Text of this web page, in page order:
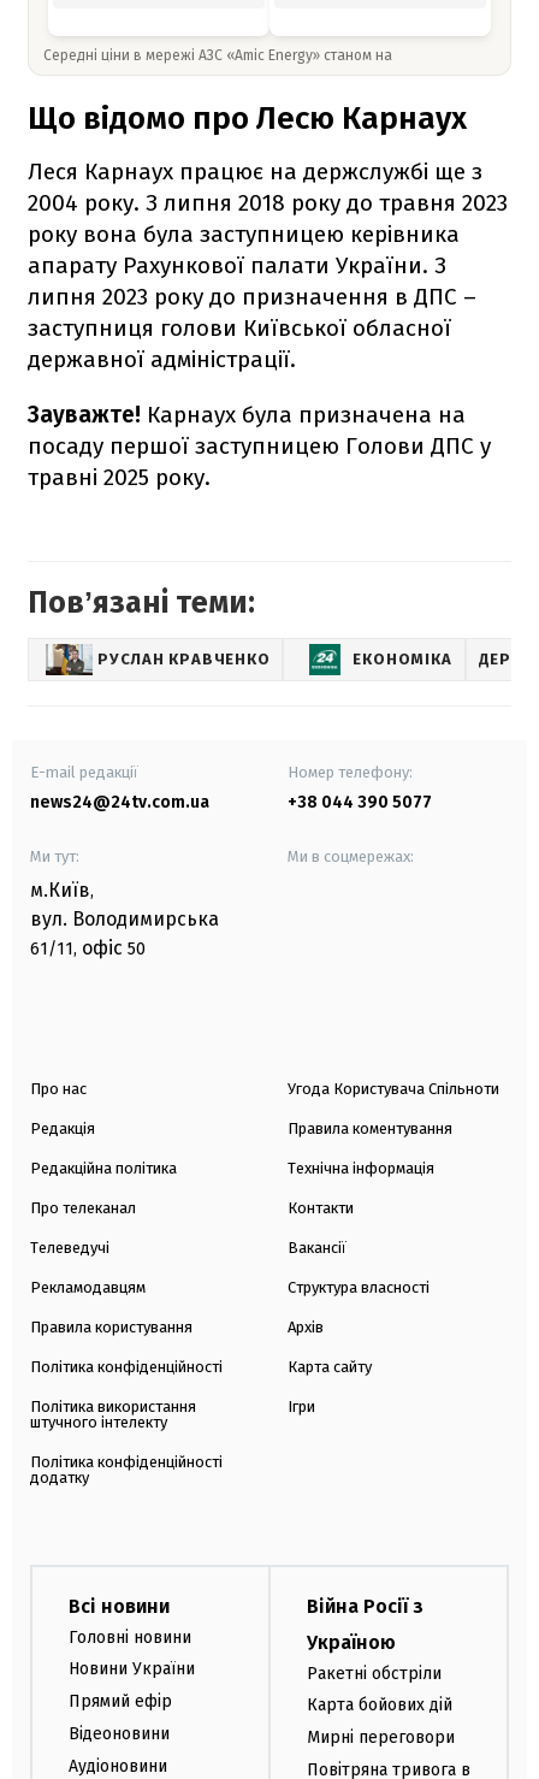
Середні ціни в мережі АЗС «Amic Energy» станом на
Що відомо про Лесю Карнаух
Леся Карнаух працює на держслужбі ще з
2004 року. З липня 2018 року до травня 2023
року вона була заступницею керівника
апарату Рахункової палати України. З
липня 2023 року до призначення в ДПС –
заступниця голови Київської обласної
державної адміністрації.
Зауважте! Карнаух була призначена на
посаду першої заступницею Голови ДПС у
травні 2025 року.
Повʼязані теми:
РУСЛАН КРАВЧЕНКО ЕКОНОМІКА
E-mail редакції
news24@24tv.com.ua
Номер телефону:
+38 044 390 5077
Ми тут:
м.Київ,
вул. Володимирська
61/11, офіс 50
Ми в соцмережах:
Про нас
Редакція
Редакційна політика
Про телеканал
Телеведучі
Рекламодавцям
Правила користування
Політика конфіденційності
Політика використання
штучного інтелекту
Політика конфіденційності
додатку
Угода Користувача Спільноти
Правила коментування
Технічна інформація
Контакти
Вакансії
Структура власності
Архів
Карта сайту
Ігри
Всі новини
Головні новини
Новини України
Прямий ефір
Відеоновини
Аудіоновини
Війна Росії з
Україною
Ракетні обстріли
Карта бойових дій
Мирні переговори
Повітряна тривога в